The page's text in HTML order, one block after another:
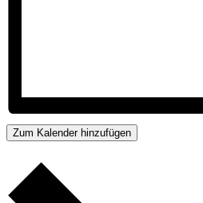
Zum Kalender hinzufügen